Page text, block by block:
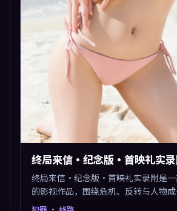
终局来信·纪念版·首映礼实
终局来信·纪念版·首映礼实录附是一
的影视作品，围绕危机、反转与人物
奏紧凑，值得推荐观看。